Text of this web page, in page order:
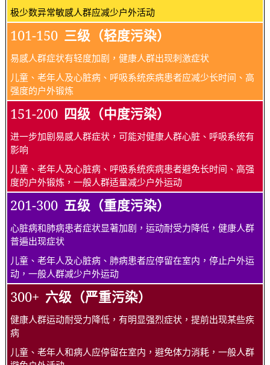
极少数异常敏感人群应减少户外活动
101-150 三级（轻度污染）
易感人群症状有轻度加剧，健康人群出现刺激症状
儿童、老年人及心脏病、呼吸系统疾病患者应减少长时间、高
强度的户外锻炼
151-200 四级（中度污染）
进一步加剧易感人群症状，可能对健康人群心脏、呼吸系统有
影响
儿童、老年人及心脏病、呼吸系统疾病患者避免长时间、高强
度的户外锻炼，一般人群适量减少户外运动
201-300 五级（重度污染）
心脏病和肺病患者症状显著加剧，运动耐受力降低，健康人群
普遍出现症状
儿童、老年人及心脏病、肺病患者应停留在室内，停止户外运
动，一般人群减少户外运动
300+ 六级（严重污染）
健康人群运动耐受力降低，有明显强烈症状，提前出现某些疾
病
儿童、老年人和病人应停留在室内，避免体力消耗，一般人群